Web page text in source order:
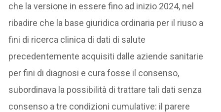
che la versione in essere fino ad inizio 2024, nel
ribadire che la base giuridica ordinaria per il riuso a
fini di ricerca clinica di dati di salute
precedentemente acquisiti dalle aziende sanitarie
per fini di diagnosi e cura fosse il consenso,
subordinava la possibilità di trattare tali dati senza
consenso a tre condizioni cumulative: il parere